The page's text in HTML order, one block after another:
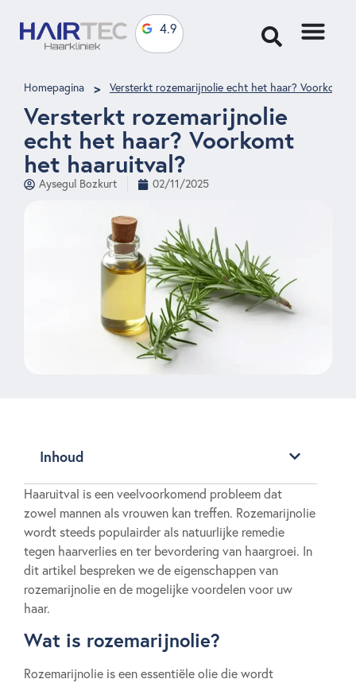
4.9
Homepagina > Versterkt rozemarijnolie echt het haar? Voorkomt
Versterkt rozemarijnolie
echt het haar? Voorkomt
het haaruitval?
Aysegul Bozkurt 02/11/2025
Inhoud
Haaruitval is een veelvoorkomend probleem dat
zowel mannen als vrouwen kan treffen. Rozemarijnolie
wordt steeds populairder als natuurlijke remedie
tegen haarverlies en ter bevordering van haargroei. In
dit artikel bespreken we de eigenschappen van
rozemarijnolie en de mogelijke voordelen voor uw
haar.
Wat is rozemarijnolie?
Rozemarijnolie is een essentiële olie die wordt